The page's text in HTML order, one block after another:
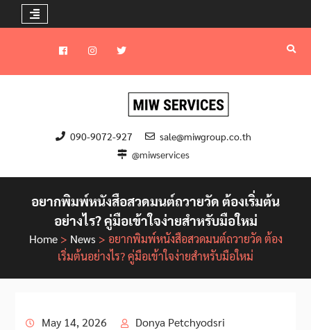
090-9072-927
sale@miwgroup.co.th
@miwservices
อยากพิมพ์หนังสือสวดมนต์ถวายวัด ต้องเริ่มต้น
อย่างไร? คู่มือเข้าใจง่ายสำหรับมือใหม่
Home> News > อยากพิมพ์หนังสือสวดมนต์ถวายวัด ต้อง
เริ่มต้นอย่างไร? คู่มือเข้าใจง่ายสำหรับมือใหม่
May 14, 2026 Donya Petchyodsri